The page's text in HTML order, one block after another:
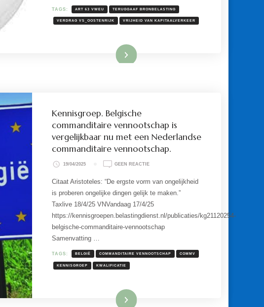
STRIJDIG
MET
TAGS: ART 63 VWEU TERUGGAAF BRONBELASTING
VERDRAG VS_OOSTENRIJK VRIJHEID VAN KAPITAALVERKEER
Lees meer
Kennisgroep. Belgische
commanditaire vennootschap is
vergelijkbaar nu met een Nederlandse
commanditaire vennootschap.
19/04/2025 GEEN REACTIEOP
COMMANDITAIRE
VENNOOTSCHAP
VERGELIJKBAAR
NU
EEN
VENNOOTSCHAP.
Citaat Aristoteles: “De ergste vorm van ongelijkheid
is proberen ongelijke dingen gelijk te maken.”
Taxlive 18/4/25 VNVandaag 17/4/25
https://kennisgroepen.belastingdienst.nl/publicaties/kg21120254-
belgische-commanditaire-vennootschap
Samenvatting …
TAGS: BELGIË COMMANDITAIRE VENNOOTSCHAP COMMV
KENNISGROEP KWALIFICATIE
Lees meer